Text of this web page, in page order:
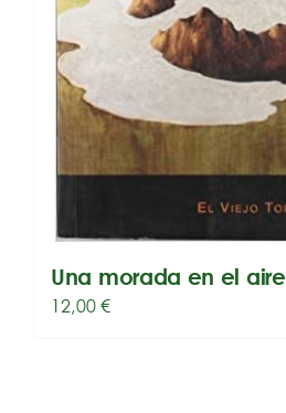
Una morada en el aire
12,00€